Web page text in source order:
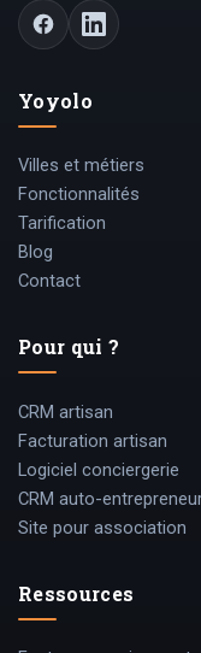
Yoyolo
Villes et métiers
Fonctionnalités
Tarification
Blog
Contact
Pour qui ?
CRM artisan
Facturation artisan
Logiciel conciergerie
CRM auto-
Site pour association
Ressources